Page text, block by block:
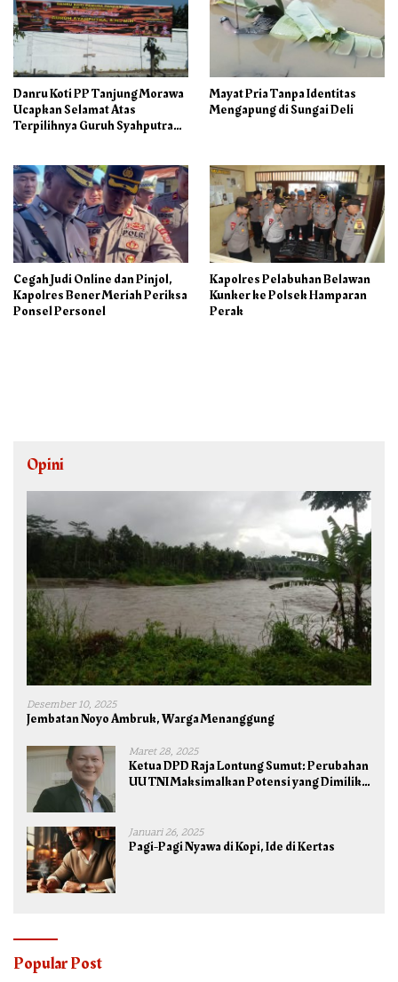
Danru Koti PP Tanjung Morawa
Ucapkan Selamat Atas
Terpilihnya Guruh Syahputra
Mayat Pria Tanpa Identitas
Mengapung di Sungai Deli
Cegah Judi Online dan Pinjol,
Kapolres Bener Meriah Periksa
Ponsel Personel
Kapolres Pelabuhan Belawan
Kunker ke Polsek Hamparan
Perak
Opini
Desember 10, 2025
Jembatan Noyo Ambruk, Warga Menanggung
Maret 28, 2025
Ketua DPD Raja Lontung Sumut: Perubahan
UU TNI Maksimalkan Potensi yang Dimiliki
Januari 26, 2025
Pagi-Pagi Nyawa di Kopi, Ide di Kertas
Popular Post